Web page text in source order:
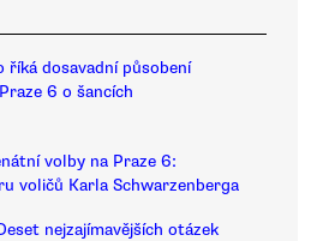
říká dosavadní působení
6 o šancích
volby na Praze 6:
voličů Karla Schwarzenberga
nejzajímavějších otázek